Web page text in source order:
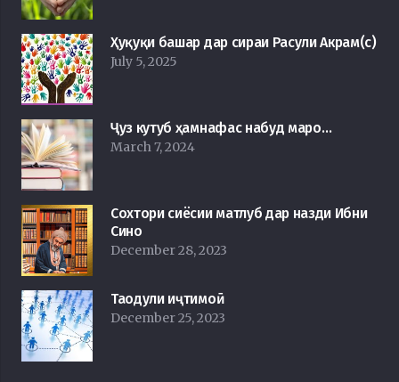
Ҳуқуқи башар дар сираи Расули Акрам(с)
July 5, 2025
Ҷуз кутуб ҳамнафас набуд маро…
March 7, 2024
Сохтори сиёсии матлуб дар назди Ибни
Сино
December 28, 2023
Таодули иҷтимоӣ
December 25, 2023